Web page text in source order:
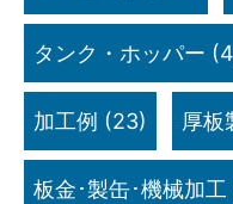
タンク・ホッパー
加工例 (23) 厚板
板金･製缶･機械加工